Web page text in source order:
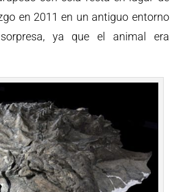
en 2011 en un antiguo entorno
ya que el animal era